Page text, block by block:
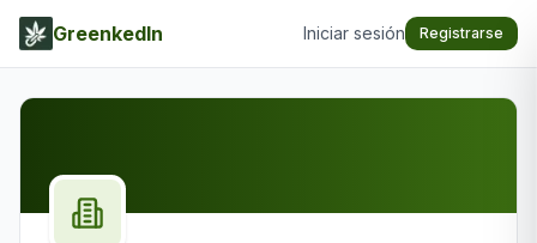
GreenkedIn Iniciar sesión Registrarse